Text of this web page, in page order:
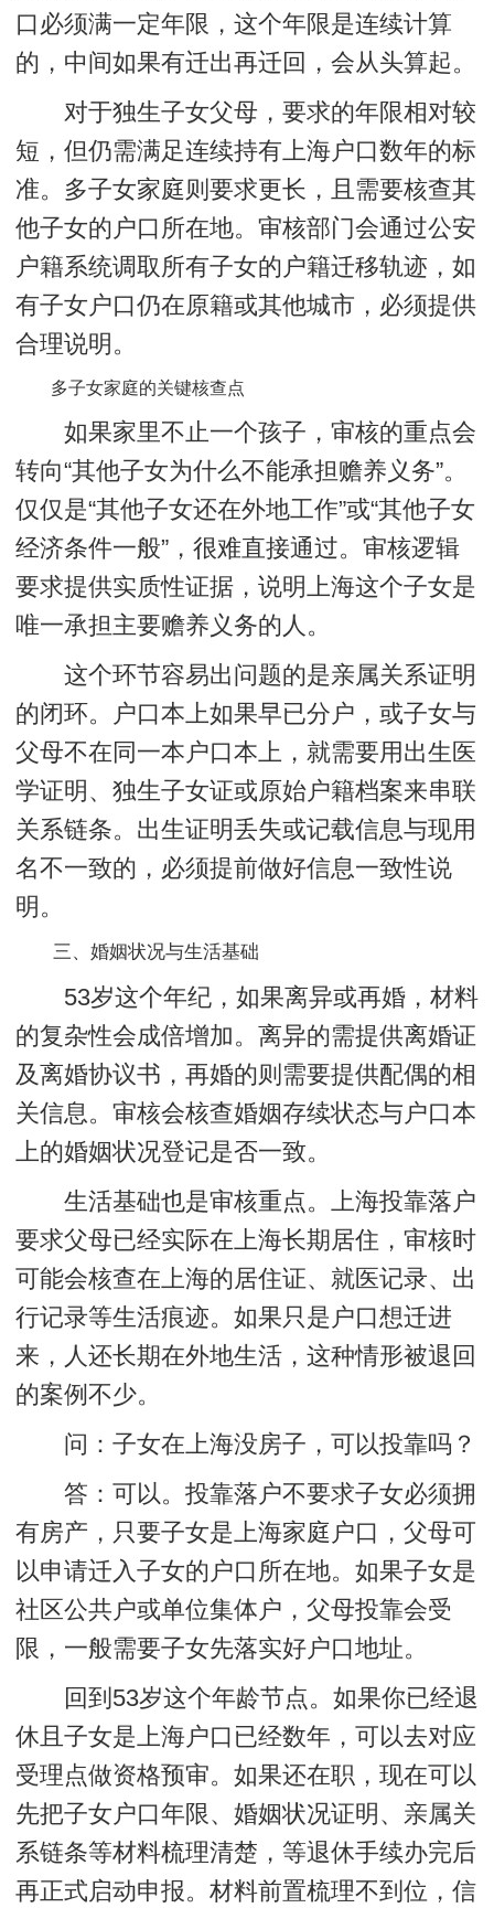
口必须满一定年限，这个年限是连续计算
的，中间如果有迁出再迁回，会从头算起。
对于独生子女父母 ，要求的年限相对较
短，但仍需满足连续持有上海户口数年的标
准。多子女家庭则要求更长，且需要核查其
他子女的户口所在地。审核部门会通过公安
户籍系统调取所有子女的户籍迁移轨迹，如
有子女户口仍在原籍或其他城市，必须提供
合理说明。
多子女家庭的关键核查点
如果家里不止一个孩子，审核的重点会
转向“其他子女为什么不能承担赡养义务”。
仅仅是“其他子女还在外地工作”或“其他子女
经济条件一般”，很难直接通过。审核逻辑
要求提供实质性证据，说明上海这个子女是
唯一承担主要赡养义务的人。
这个环节容易出问题的是亲属关系证明
的闭环。户口本上如果早已分户，或子女与
父母不在同一本户口本上，就需要用出生医
学证明、独生子女证或原始户籍档案来串联
关系链条。出生证明丢失或记载信息与现用
名不一致的，必须提前做好信息一致性说
明。
三、婚姻状况与生活基础
53岁这个年纪，如果离异或再婚，材料
的复杂性会成倍增加。离异的需提供离婚证
及离婚协议书，再婚的则需要提供配偶的相
关信息。审核会核查婚姻存续状态与户口本
上的婚姻状况登记是否一致。
生活基础也是审核重点。上海投靠落户
要求父母已经实际在上海长期居住，审核时
可能会核查在上海的居住证、就医记录、出
行记录等生活痕迹。如果只是户口想迁进
来，人还长期在外地生活，这种情形被退回
的案例不少。
问：子女在上海没房子，可以投靠吗？
答： 可以。投靠落户不要求子女必须拥
有房产，只要子女是上海家庭户口，父母可
以申请迁入子女的户口所在地。如果子女是
社区公共户或单位集体户，父母投靠会受
限，一般需要子女先落实好户口地址。
回到53岁这个年龄节点。如果你已经退
休且子女是上海户口已经数年，可以去对应
受理点做资格预审。如果还在职，现在可以
先把子女户口年限、婚姻状况证明、亲属关
系链条等材料梳理清楚，等退休手续办完后
再正式启动申报。材料前置梳理不到位， 信